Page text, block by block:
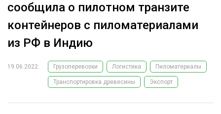
ЛЕСНОЕ ХОЗЯЙСТВО
ОБРАБОТКА ДРЕВЕСИНЫ
ЭКСПЕРТНОЕ МНЕНИЕ
сообщила о пилотном транзите
контейнеров с пиломатериалами
из РФ в Индию
19.06.2022 Грузоперевозки Логистика Пиломатериалы
Транспортировка древесины Экспорт